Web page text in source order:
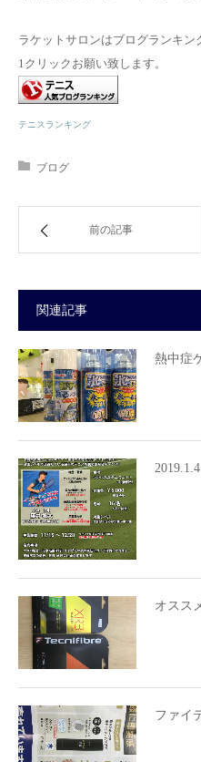
ラケットサロンはブログランキン
1クリックお願い致します。
テニスランキング
ブログ
前の記事
関連記事
熱中症
オスス
ファイ